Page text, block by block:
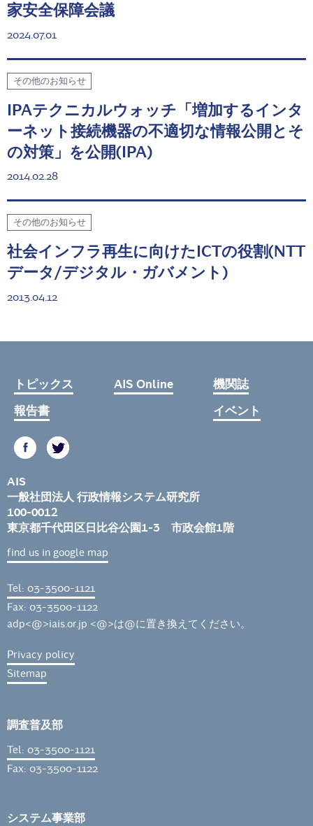
家安全保障会議
2024.07.01
その他のお知らせ
IPAテクニカルウォッチ「増加するインタ
ーネット接続機器の不適切な情報公開とそ
の対策」を公開(IPA)
2014.02.28
その他のお知らせ
社会インフラ再生に向けたICTの役割(NTT
データ/デジタル・ガバメント)
2013.04.12
トピックス AIS Online
機関誌
報告書
イベント
AIS
一般社団法人 行政情報システム研究所
100-0012
東京都千代田区日比谷公園1-3 市政会館1階
find us in google map
Tel: 03-3500-1121
Fax: 03-3500-1122
adp<@>iais.or.jp <@>は@に置き換えてください。
Privacy policy
Sitemap
調査普及部
Tel: 03-3500-1121
Fax: 03-3500-1122
システム事業部